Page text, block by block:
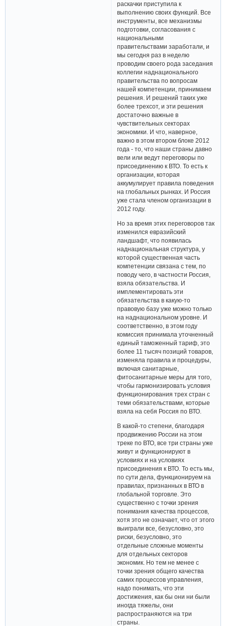
раскачки приступила к
выполнению своих функций. Все
инструменты, все механизмы
подготовки, согласования с
национальными
правительствами заработали, и
мы сегодня раз в неделю
проводим своего рода заседания
коллегии наднационального
правительства по вопросам
нашей компетенции, принимаем
решения. И решений таких уже
более трехсот, и эти решения
достаточно важные в
чувствительных секторах
экономики. И что, наверное,
важно в этом втором блоке 2012
года - то, что наши страны давно
вели или ведут переговоры по
присоединению к ВТО. То есть к
организации, которая
аккумулирует правила поведения
на глобальных рынках. И Россия
уже стала членом организации в
2012 году.
Но за время этих переговоров так
изменился евразийский
ландшафт, что появилась
наднациональная структура, у
которой существенная часть
компетенции связана с тем, по
поводу чего, в частности Россия,
взяла обязательства. И
имплементировать эти
обязательства в какую-то
правовую базу уже можно только
на наднациональном уровне. И
соответственно, в этом году
комиссия принимала уточненный
единый таможенный тариф, это
более 11 тысяч позиций товаров,
изменяла правила и процедуры,
включая санитарные,
фитосанитарные меры для того,
чтобы гармонизировать условия
функционирования трех стран с
теми обязательствами, которые
взяла на себя Россия по ВТО.
В какой-то степени, благодаря
продвижению России на этом
треке по ВТО, все три страны уже
живут и функционируют в
условиях и на условиях
присоединения к ВТО. То есть мы,
по сути дела, функционируем на
правилах, признанных в ВТО в
глобальной торговле. Это
существенно с точки зрения
понимания качества процессов,
хотя это не означает, что от этого
выиграли все, безусловно, это
риски, безусловно, это
отдельные сложные моменты
для отдельных секторов
экономик. Но тем не менее с
точки зрения общего качества
самих процессов управления,
надо понимать, что эти
достижения, как бы они ни были
иногда тяжелы, они
распространяются на три
страны.